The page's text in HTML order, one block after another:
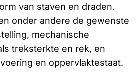
van staven en draden.
onder andere de gewenste
mechanische
treksterkte en rek, en
en oppervlaktestaat.